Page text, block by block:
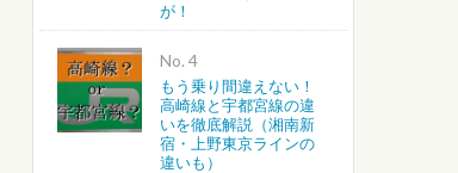
が！
No.
もう乗り間違えない！
高崎線と宇都宮線の違
いを徹底解説（湘南新
宿・上野東京ラインの
違いも）